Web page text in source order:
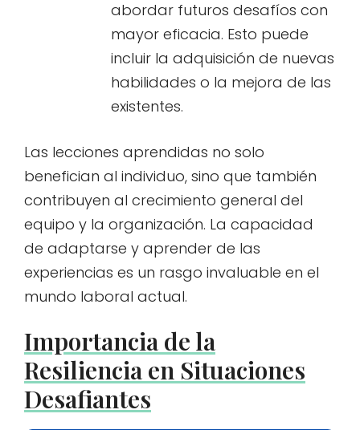
abordar futuros desafíos con
mayor eficacia. Esto puede
incluir la adquisición de nuevas
habilidades o la mejora de las
existentes.
Las lecciones aprendidas no solo
benefician al individuo, sino que también
contribuyen al crecimiento general del
equipo y la organización. La capacidad
de adaptarse y aprender de las
experiencias es un rasgo invaluable en el
mundo laboral actual.
Importancia de la
Resiliencia en Situaciones
Desafiantes